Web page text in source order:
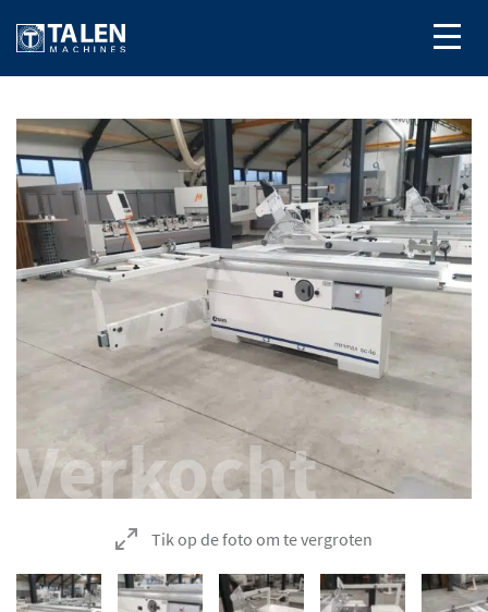
Verkocht
Tik op de foto om te vergroten